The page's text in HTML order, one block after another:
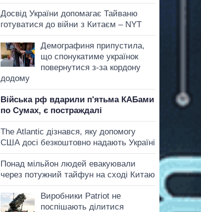
Досвід України допомагає Тайваню
готуватися до війни з Китаєм – NYT
Демографиня припустила,
що спонукатиме українок
повернутися з-за кордону
додому
Війська рф вдарили п'ятьма КАБами
по Сумах, є постраждалі
The Atlantic дізнався, яку допомогу
США досі безкоштовно надають Україні
Понад мільйон людей евакуювали
через потужний тайфун на сході Китаю
Виробники Patriot не
поспішають ділитися